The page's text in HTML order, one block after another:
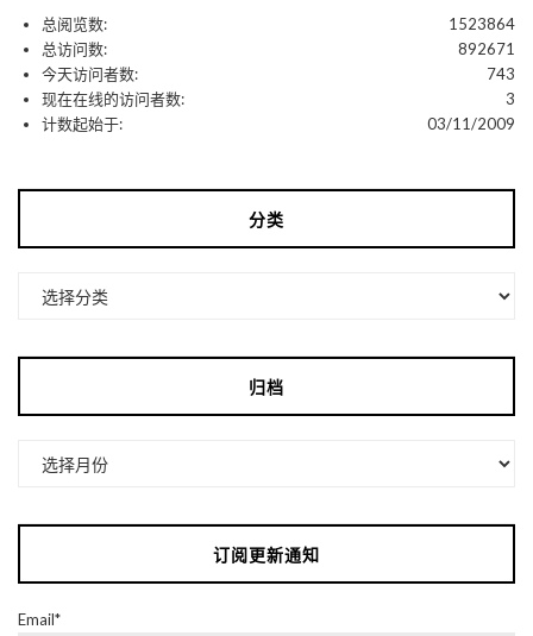
1523864
总阅览数:
892671
总访问数:
743
今天访问者数:
3
现在在线的访问者数:
03/11/2009
计数起始于:
分类
归档
订阅更新通知
Email*